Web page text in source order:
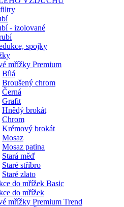
- izolované
spojky
mřížky Premium
Bílá
Broušený chrom
Černá
Grafit
Hnědý brokát
Chrom
Krémový brokát
Mosaz
Mosaz patina
Stará měď
Staré stříbro
Staré zlato
do mřížek Basic
do mřížek
mřížky Premium Trend